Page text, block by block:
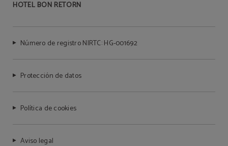
HOTEL BON RETORN
Número de registro NIRTC: HG-001692
Protección de datos
Política de cookies
Aviso legal